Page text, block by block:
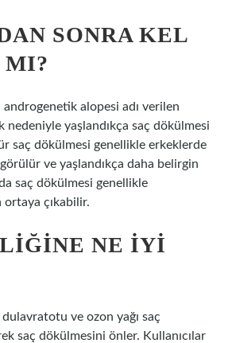
SONRA KEL
alopesi adı verilen
nedeniyle yaşlandıkça saç dökülmesi
saç dökülmesi genellikle erkeklerde
ve yaşlandıkça daha belirgin
saç dökülmesi genellikle
ortaya çıkabilir.
NE IYI
dulavratotu ve ozon yağı saç
saç dökülmesini önler. Kullanıcılar